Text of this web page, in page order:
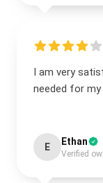
I am very
needed for
E Ethan
Verified